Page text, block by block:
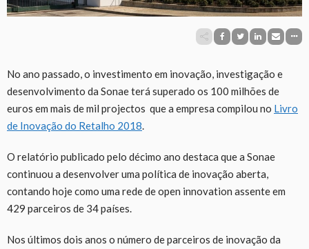
No ano passado, o investimento em inovação, investigação e
desenvolvimento da Sonae terá superado os 100 milhões de
euros em mais de mil projectos que a empresa compilou no Livro
de Inovação do Retalho 2018.
O relatório publicado pelo décimo ano destaca que a Sonae
continuou a desenvolver uma política de inovação aberta,
contando hoje como uma rede de open innovation assente em
429 parceiros de 34 países.
Nos últimos dois anos o número de parceiros de inovação da